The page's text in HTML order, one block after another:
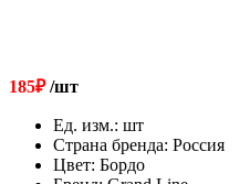
185₽/шт
Ед. изм.: шт
Страна бренда: Россия
Цвет: Бордо